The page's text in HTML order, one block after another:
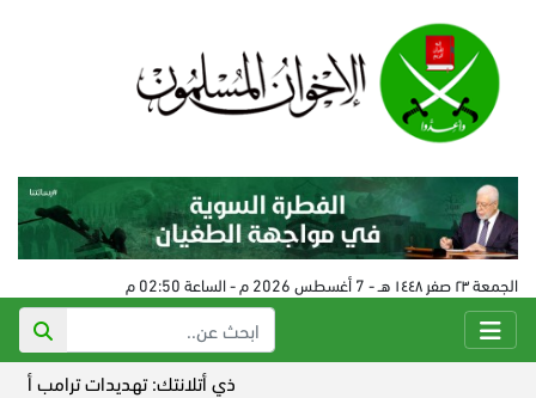
الجمعة ٢٣ صفر ١٤٤٨ هـ - 7 أغسطس 2026 م - الساعة 02:50 م
ذي أتلانتك: تهديدات ترامب أضاعت